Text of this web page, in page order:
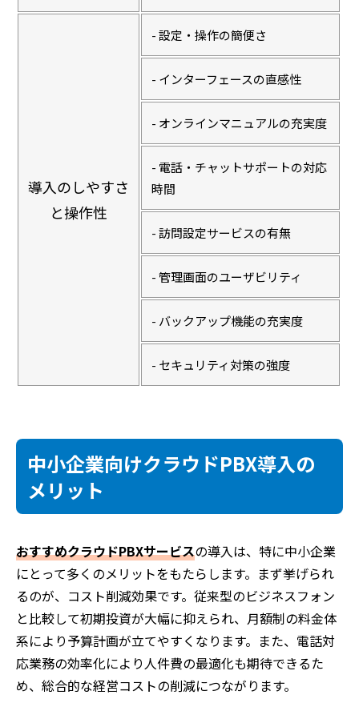
導入のしやすさ
と操作性
- 設定・操作の簡便さ
- インターフェースの直感性
- オンラインマニュアルの充実度
- 電話・チャットサポートの対応
時間
- 訪問設定サービスの有無
- 管理画面のユーザビリティ
- バックアップ機能の充実度
- セキュリティ対策の強度
中小企業向けクラウドPBX導入の
メリット
おすすめクラウドPBXサービスの導入は、特に中小企業
にとって多くのメリットをもたらします。まず挙げられ
るのが、コスト削減効果です。従来型のビジネスフォン
と比較して初期投資が大幅に抑えられ、月額制の料金体
系により予算計画が立てやすくなります。また、電話対
応業務の効率化により人件費の最適化も期待できるた
め、総合的な経営コストの削減につながります。